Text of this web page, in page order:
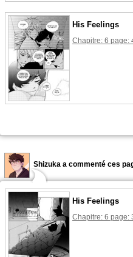
His Feelings
Chapitre: 6 page:
Shizuka a commenté ces
His Feelings
Chapitre: 6 page: